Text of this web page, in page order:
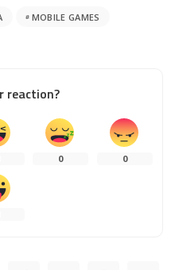
MOBILE GAMES
reaction?
0 0